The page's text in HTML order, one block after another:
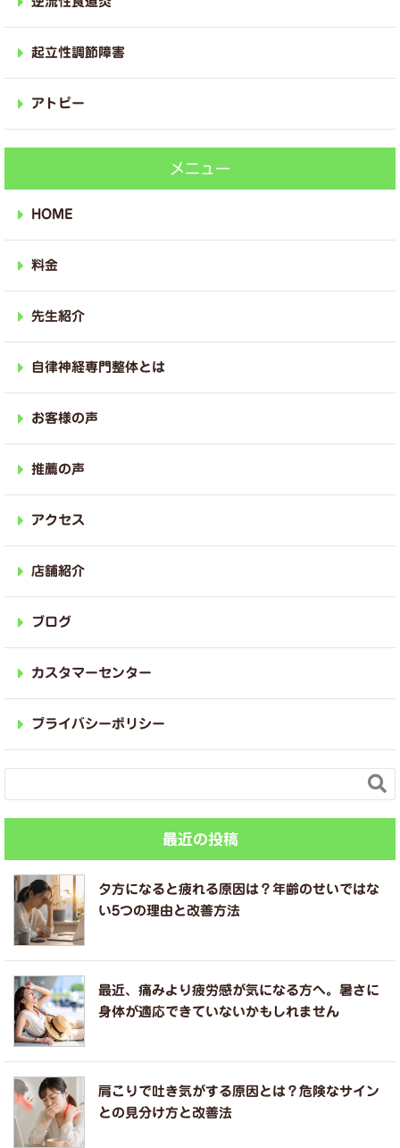
起立性調節障害
アトピー
メニュー
HOME
料金
先生紹介
自律神経専門整体とは
お客様の声
推薦の声
アクセス
店舗紹介
ブログ
カスタマーセンター
プライバシーポリシー

最近の投稿
夕方になると疲れる原因は？年齢のせいではな
い5つの理由と改善方法
最近、痛みより疲労感が気になる方へ。暑さに
身体が適応できていないかもしれません
肩こりで吐き気がする原因とは？危険なサイン
との見分け方と改善法